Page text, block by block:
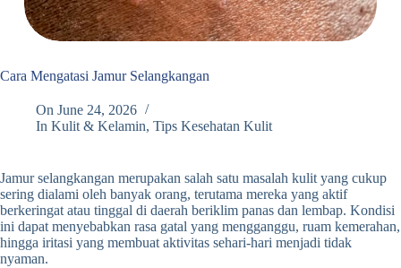
Cara Mengatasi Jamur Selangkangan
On June 24, 2026
In Kulit & Kelamin,Tips Kesehatan Kulit
Jamur selangkangan merupakan salah satu masalah kulit yang cukup
sering dialami oleh banyak orang, terutama mereka yang aktif
berkeringat atau tinggal di daerah beriklim panas dan lembap. Kondisi
ini dapat menyebabkan rasa gatal yang mengganggu, ruam kemerahan,
hingga iritasi yang membuat aktivitas sehari-hari menjadi tidak
nyaman.